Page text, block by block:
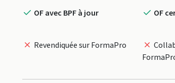
OF avec BPF à jour OF
Revendiquée sur FormaPro